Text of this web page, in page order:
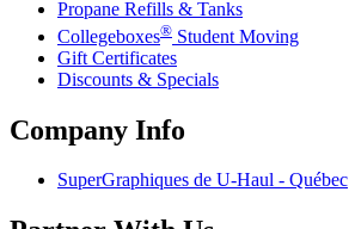
Propane Refills & Tanks
Collegeboxes® Student Moving
Gift Certificates
Discounts & Specials
Company Info
SuperGraphiques de U-Haul - Québec